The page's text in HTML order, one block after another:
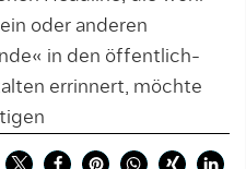
oder anderen
in den öffentlich-
errinnert, möchte